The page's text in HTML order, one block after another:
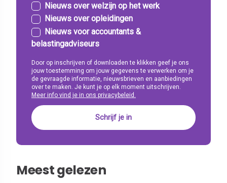
Nieuws over welzijn op het werk
Nieuws over opleidingen
Nieuws voor accountants &
belastingadviseurs
Door op inschrijven of downloaden te klikken geef je ons
jouw toestemming om jouw gegevens te verwerken om je
de gevraagde informatie, nieuwsbrieven en aanbiedingen
over te maken. Je kunt je op elk moment uitschrijven.
Meer info vind je in ons privacybeleid.
Meest gelezen